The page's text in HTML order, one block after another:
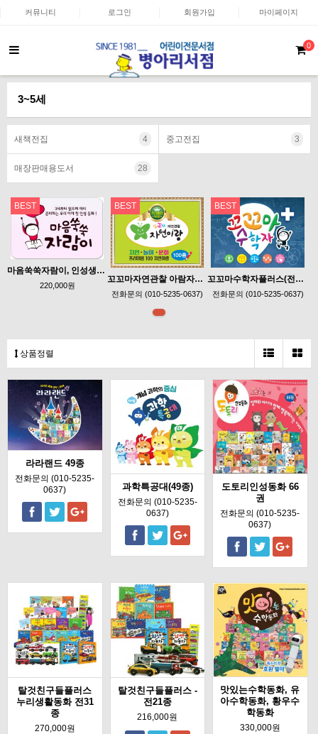
커뮤니티 로그인 회원가입 마이페이지
0
3~5세
새책전집 4 중고전집 3
매장판매용도서 28
BEST
마음쑥쑥자람이, 인성생활동화, 한국셰익스피어
220,000원
BEST
꼬꼬마자연관찰 아람자연이랑 프리미엄100
전화문의 (010-5235-0637)
BEST
꼬꼬마수학자플러스(전88종).수학동화,아람,꼬꼬마수학자
전화문의 (010-5235-0637)
상품정렬
라라랜드 49종
전화문의 (010-5235-
0637)
과학특공대(49종)
전화문의 (010-5235-
0637)
도토리인성동화 66
권
전화문의 (010-5235-
0637)
탈것친구들플러스
누리생활동화 전31
종
270,000원
탈것친구들플러스 -
전21종
216,000원
맛있는수학동화, 유
아수학동화, 황우수
학동화
330,000원